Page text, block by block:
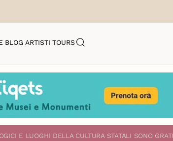
BLOG ARTISTI TOURS
E LUOGHI DELLA CULTURA STATALI SONO